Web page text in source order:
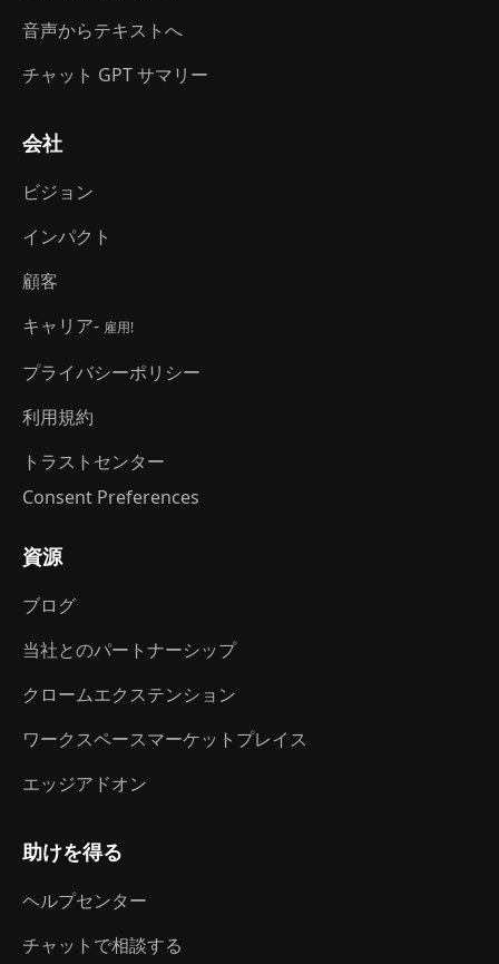
音声からテキストへ
チャット GPT サマリー
会社
ビジョン
インパクト
顧客
キャリア- 雇用!
プライバシーポリシー
利用規約
トラストセンター
Consent Preferences
資源
ブログ
当社とのパートナーシップ
クロームエクステンション
ワークスペースマーケットプレイス
エッジアドオン
助けを得る
ヘルプセンター
チャットで相談する